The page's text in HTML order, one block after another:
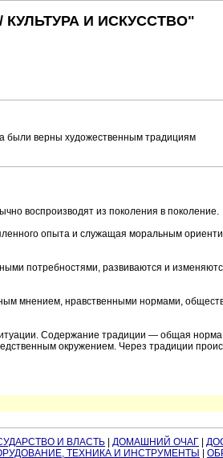
И ИСКУССТВО"
были верны художественным традициям
воспроизводят из поколения в поколение.
опыта и служащая моральным
потребностями, развиваются и
мнением, нравственными нормами,
Содержание традиции — общая
окружением. Через традиции
И ВЛАСТЬ ДОМАШНИЙ ОЧАГ
ТЕХНИКА И ИНСТРУМЕНТЫ